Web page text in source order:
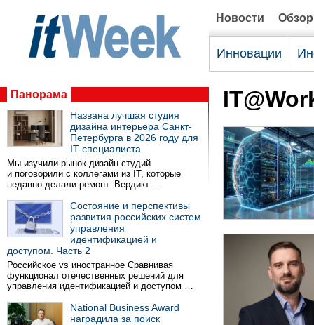
Новости
Инновации
Панорама
Названа лучшая студия
дизайна интерьера Санкт-
Петербурга в 2026 году для
IT-специалиста
Мы изучили рынок дизайн-студий
и поговорили с коллегами из IT, которые
недавно делали ремонт. Вердикт …
Состояние и перспективы
развития российских систем
управления
идентификацией и
доступом. Часть 2
Российское vs иностранное Сравнивая
функционал отечественных решений для
управления идентификацией и доступом …
National Business Award
наградила за поиск